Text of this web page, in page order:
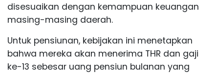
disesuaikan dengan kemampuan keuangan
masing-masing daerah.
Untuk pensiunan, kebijakan ini menetapkan
bahwa mereka akan menerima THR dan gaji
ke-13 sebesar uang pensiun bulanan yang